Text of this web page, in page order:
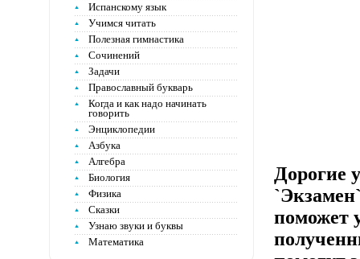
Испанскому язык
Учимся читать
Полезная гимнастика
Сочинений
Задачи
Православный букварь
Когда и как надо начинать
говорить
Энциклопедии
Азбука
Алгебра
Биология
Физика
Сказки
Узнаю звуки и буквы
Математика
Дорогие
поможет